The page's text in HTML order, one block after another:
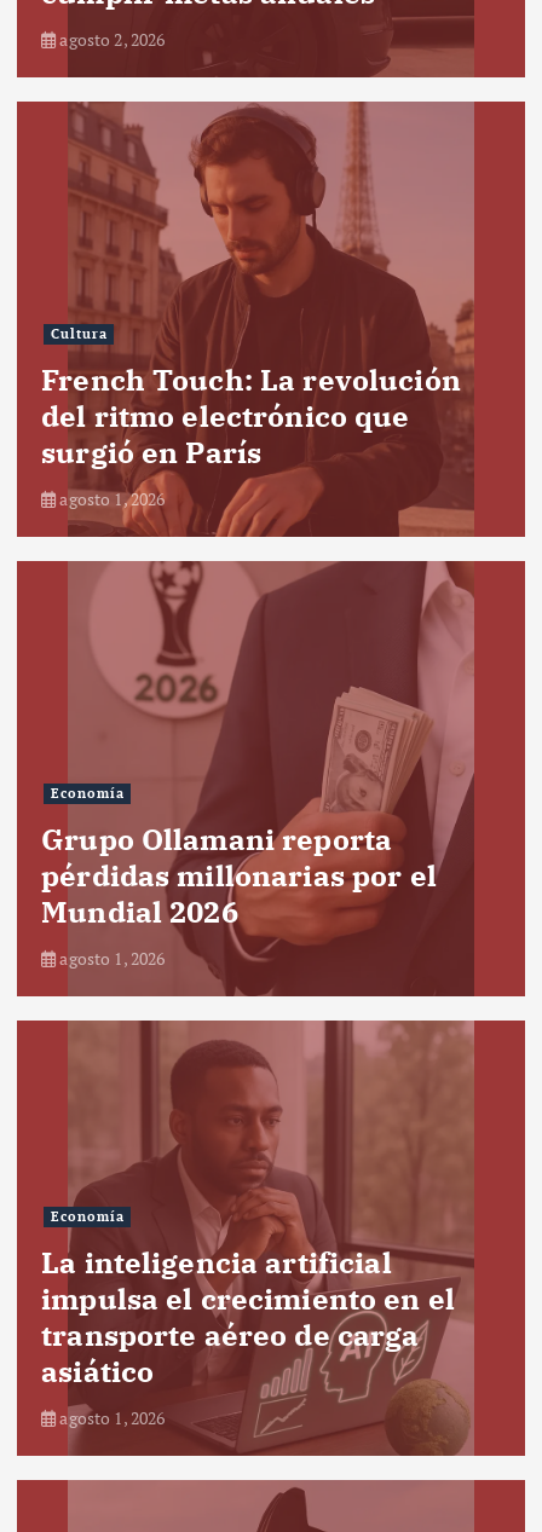
agosto 2, 2026
Cultura
French Touch: La revolución
del ritmo electrónico que
surgió en París
agosto 1, 2026
Economía
Grupo Ollamani reporta
pérdidas millonarias por el
Mundial 2026
agosto 1, 2026
Economía
La inteligencia artificial
impulsa el crecimiento en el
transporte aéreo de carga
asiático
agosto 1, 2026